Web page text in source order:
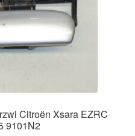
Citroën Xsara EZRC
9101N2